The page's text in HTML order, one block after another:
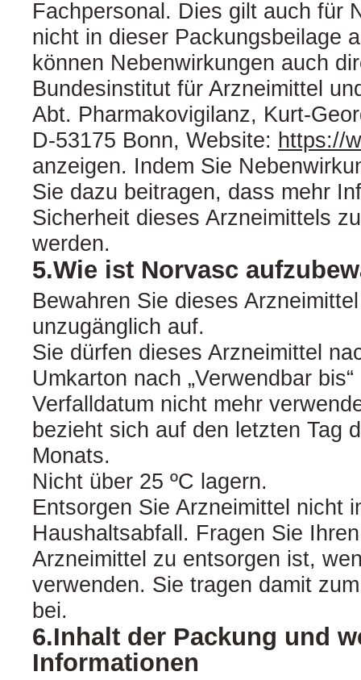
Fachpersonal. Dies gilt auch für
nicht in dieser Packungsbeilage
können Nebenwirkungen auch
Bundesinstitut für Arzneimittel
Abt. Pharmakovigilanz, Kurt-
D-53175 Bonn, Website: https://
anzeigen. Indem Sie
Sie dazu beitragen, dass mehr
Sicherheit dieses Arzneimittels
werden.
5.Wie ist Norvasc
Bewahren Sie dieses
unzugänglich auf.
Sie dürfen dieses Arzneimittel
Umkarton nach „Verwendbar
Verfalldatum nicht mehr
bezieht sich auf den letzten Tag
Monats.
Nicht über 25 ºC lagern.
Entsorgen Sie Arzneimittel nicht
Haushaltsabfall. Fragen Sie
Arzneimittel zu entsorgen ist,
verwenden. Sie tragen damit
bei.
6.Inhalt der Packung und
Informationen